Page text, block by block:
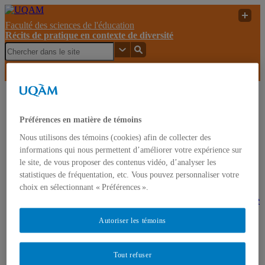
Faculté des sciences de l'éducation
Récits de pratique en contexte de diversité
Récits de pratique en contexte de diversité
Accueil
À propos
Projets
Faire une différence. Guide de sensibilisation à partir de
récits de pratique d’enseignants.e.s oeuvrant auprès
d’élèves réfugié.e.s dans un contexte libanais à
l’intention du personnel enseignant, 2025
Les pratiques d’agent.e.s de développement
communautaire et scolaire au Conseil scolaire acadien
Préférences en matière de témoins
Nous utilisons des témoins (cookies) afin de collecter des
informations qui nous permettent d’améliorer votre expérience sur
le site, de vous proposer des contenus vidéo, d’analyser les
statistiques de fréquentation, etc. Vous pouvez personnaliser votre
choix en sélectionnant « Préférences ».
Tout refuser
Autoriser les témoins